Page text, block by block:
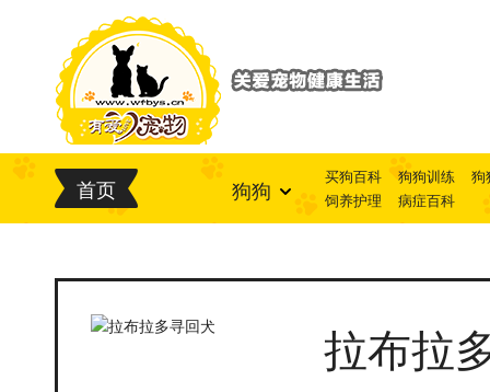
首页 狗狗 买狗百科 狗狗训练
狗
饲养护理
病症百科
拉布拉